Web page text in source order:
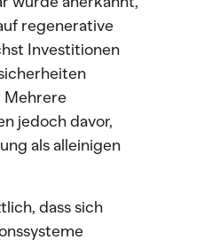
regenerative
Investitionen
Mehrere
jedoch davor,
als alleinigen
dass sich